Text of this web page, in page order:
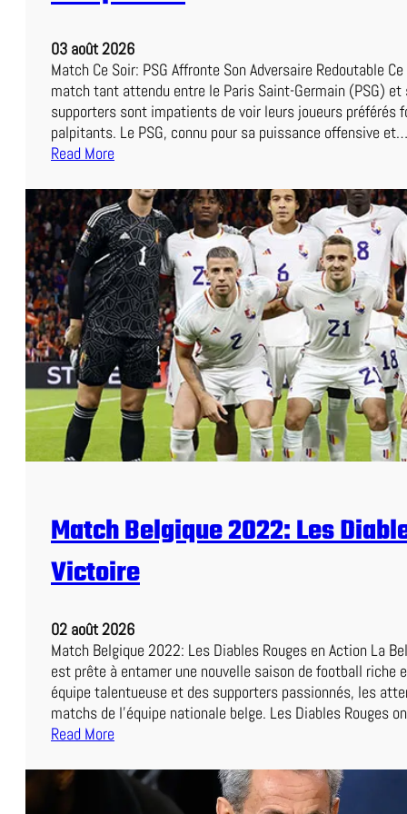
r
e
’
A
S
R
o
m
:
U
n
e
E
x
p
é
r
i
e
n
c
o
a
b
l
e
03 août 2026
Match Ce Soir: PSG Affronte Son Adversaire Redoutable
match tant attendu entre le Paris Saint-Germain (PSG) et
supporters sont impatients de voir leurs joueurs préférés
palpitants. Le PSG, connu pour sa puissance offensive et…
Read More
L
e
M
a
t
c
h
P
S
G
d
C
e
i
r
:
U
D
u
e
l
P
a
p
Match Belgique 2022: Les
Victoire
02 août 2026
Match Belgique 2022: Les Diables Rouges en Action La
est prête à entamer une nouvelle saison de football riche
équipe talentueuse et des supporters passionnés, les
matchs de l’équipe nationale belge. Les Diables Rouges
Read More
M